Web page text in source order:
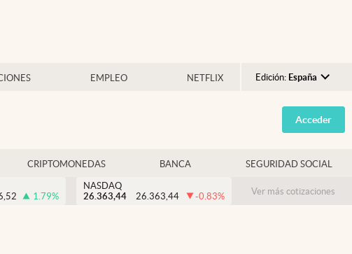
EMPLEO NETFLIX Edición: España
Argentina
España
USA
Colombia
Acceder
CRIPTOMONEDAS BANCA SEGURIDAD SOCIAL
1.79%
NASDAQ
26.363,44
26.363,44 -0.83% Ver más cotizaciones